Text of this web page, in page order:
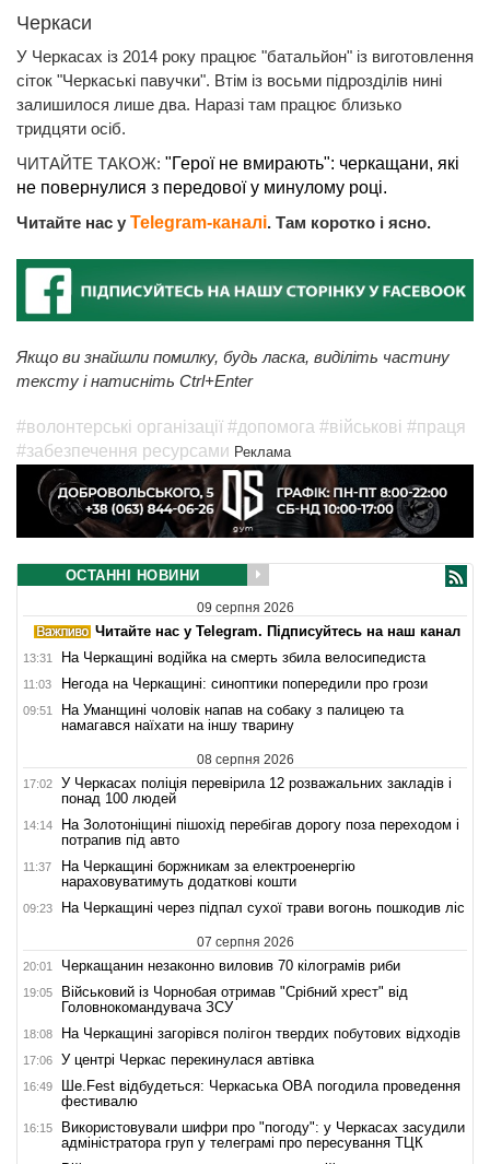
Черкаси
У Черкасах із 2014 року працює "батальйон" із виготовлення
сіток "Черкаські павучки". Втім із восьми підрозділів нині
залишилося лише два. Наразі там працює близько
тридцяти осіб.
ЧИТАЙТЕ ТАКОЖ: "Герої не вмирають": черкащани, які
не повернулися з передової у минулому році.
Читайте нас у Telegram-каналі. Там коротко і ясно.
Якщо ви знайшли помилку, будь ласка, виділіть частину
тексту і натисніть Ctrl+Enter
#волонтерські організації #допомога #військові #праця
#забезпечення ресурсами Реклама
ОСТАННІ НОВИНИ
09 серпня 2026
Читайте нас у Telegram. Підписуйтесь на наш канал
13:31 На Черкащині водійка на смерть збила велосипедиста
11:03 Негода на Черкащині: синоптики попередили про грози
09:51
На Уманщині чоловік напав на собаку з палицею та
намагався наїхати на іншу тварину
08 серпня 2026
17:02
У Черкасах поліція перевірила 12 розважальних закладів і
понад 100 людей
14:14
На Золотоніщині пішохід перебігав дорогу поза переходом і
потрапив під авто
11:37
На Черкащині боржникам за електроенергію
нараховуватимуть додаткові кошти
09:23 На Черкащині через підпал сухої трави вогонь пошкодив ліс
07 серпня 2026
20:01 Черкащанин незаконно виловив 70 кілограмів риби
19:05
Військовий із Чорнобая отримав "Срібний хрест" від
Головнокомандувача ЗСУ
18:08 На Черкащині загорівся полігон твердих побутових відходів
17:06 У центрі Черкас перекинулася автівка
16:49
Ше.Fest відбудеться: Черкаська ОВА погодила проведення
фестивалю
16:15
Використовували шифри про "погоду": у Черкасах засудили
адміністратора груп у телеграмі про пересування ТЦК